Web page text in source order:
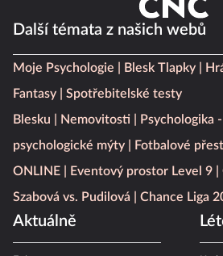
Další témata z našich webů
Moje Psychologie Blesk Tlapky
Fantasy
Spotřebitelské testy
Blesku
Nemovitosti
Psychologika
psychologické mýty
Fotbalové
ONLINE
Eventový prostor Level 9
Szabová vs. Pudilová
Chance Liga
Aktuálně